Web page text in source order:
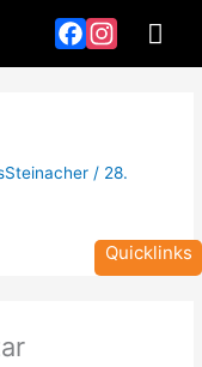
Facebook
Instagram
/ 28.
Quicklinks